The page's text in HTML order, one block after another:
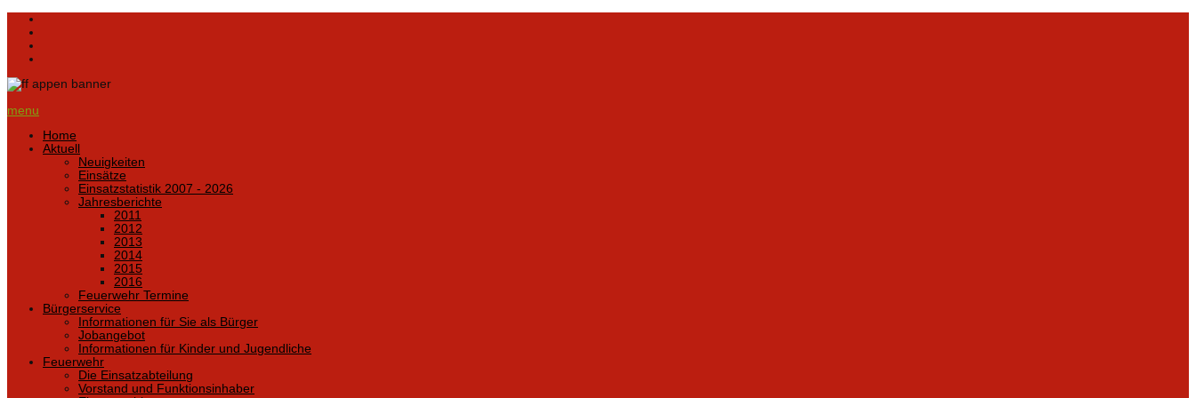
menu
Home
Aktuell
Neuigkeiten
Einsätze
Einsatzstatistik 2007 - 2026
Jahresberichte
2011
2012
2013
2014
2015
2016
Feuerwehr Termine
Bürgerservice
Informationen für Sie als Bürger
Jobangebot
Informationen für Kinder und Jugendliche
Feuerwehr
Die Einsatzabteilung
Vorstand und Funktionsinhaber